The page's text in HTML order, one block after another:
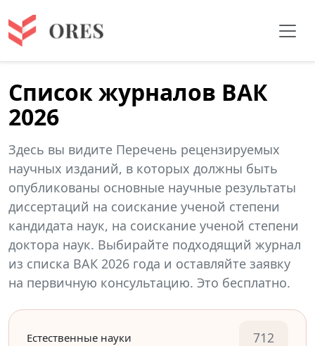
Список журналов ВАК
2026
Здесь вы видите Перечень рецензируемых
научных изданий, в которых должны быть
опубликованы основные научные результаты
диссертаций на соискание ученой степени
кандидата наук, на соискание ученой степени
доктора наук. Выбирайте подходящий журнал
из списка ВАК 2026 года и оставляйте заявку
на первичную консультацию. Это бесплатно.
Естественные науки 712